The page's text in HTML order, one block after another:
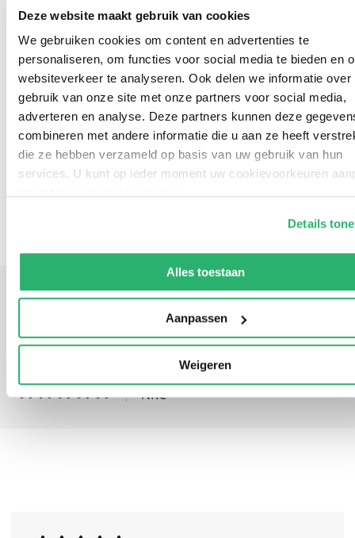
Deze website maakt gebruik van cookies
We gebruiken cookies om content en advertenties te
personaliseren, om functies voor social media te bieden en
websiteverkeer te analyseren. Ook delen we informatie over
gebruik van onze site met onze partners voor social media,
adverteren en analyse. Deze partners kunnen deze
combineren met andere informatie die u aan ze heeft
die ze hebben verzameld op basis van uw gebruik van hun
services. U kunt op ieder moment uw cookievoorkeuren
die uw gegevens kunnen
Details
Alles toestaan
Aanpassen
Weigeren
en Antoine.’VPRO Gids
‘Alles is mooi aan deze roman: het ongehoord rijke
verhaal, de discrete vertelstijl, de schitterende
vertaling.’Trouw
Een eenling tussen de rebellen
|
NRC